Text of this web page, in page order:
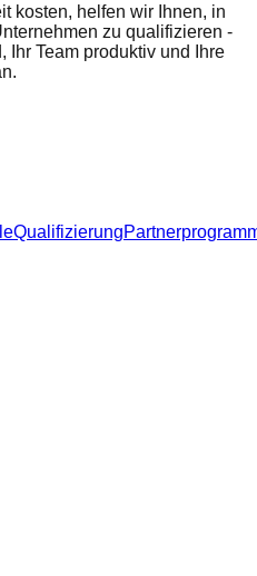
kosten, helfen wir Ihnen, in
zu qualifizieren -
Ihr Team produktiv und Ihre
Qualifizierung